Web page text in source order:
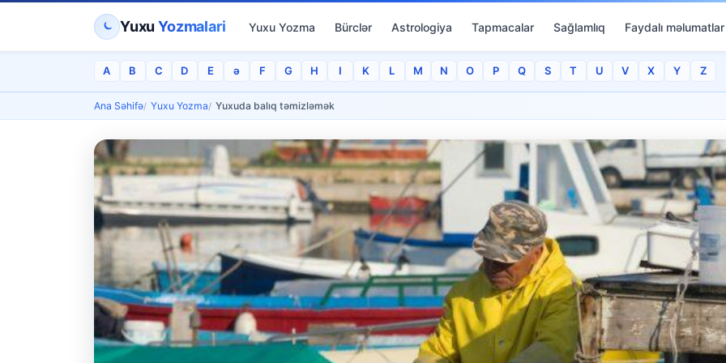
YuxuYozmalari Yuxu Yozma Bürclər Astrologiya Tapmacalar Sağlamlıq Faydalı məlumatlar
A B C D E ə F G H I K L M N O P Q S T U V X Y Z
Ana Səhifə Yuxu Yozma Yuxuda balıq təmizləmək